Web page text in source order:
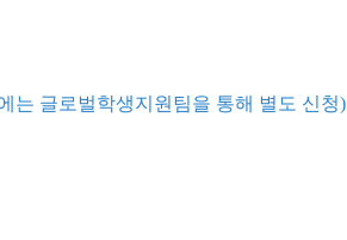
는 글로벌학생지원팀을 통해 별도 신청)